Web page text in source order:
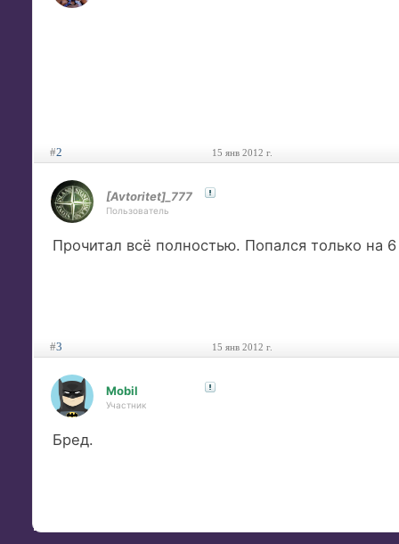
#2 15 янв 2012 г.
[Avtoritet]_777
Пользователь
Прочитал всё полностью. Попался только на
#3 15 янв 2012 г.
Mobil
Участник
Бред.